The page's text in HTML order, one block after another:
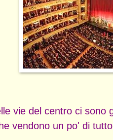
vie del centro ci sono
vendono un po' di